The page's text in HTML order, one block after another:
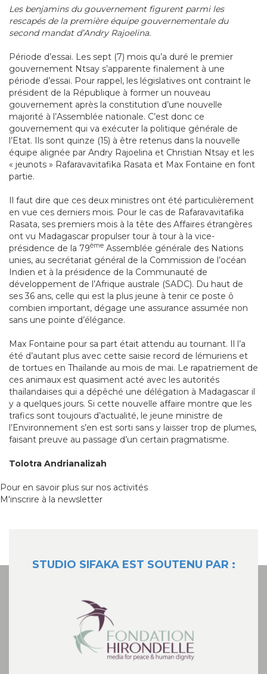
Les benjamins du gouvernement figurent parmi les
rescapés de la première équipe gouvernementale du
second mandat d’Andry Rajoelina.
Période d’essai. Les sept (7) mois qu’a duré le premier
gouvernement Ntsay s’apparente finalement à une
période d’essai. Pour rappel, les législatives ont contraint le
président de la République à former un nouveau
gouvernement après la constitution d’une nouvelle
majorité à l’Assemblée nationale. C’est donc ce
gouvernement qui va exécuter la politique générale de
l’Etat. Ils sont quinze (15) à être retenus dans la nouvelle
équipe alignée par Andry Rajoelina et Christian Ntsay et les
« jeunots » Rafaravavitafika Rasata et Max Fontaine en font
partie.
Il faut dire que ces deux ministres ont été particulièrement
en vue ces derniers mois. Pour le cas de Rafaravavitafika
Rasata, ses premiers mois à la tête des Affaires étrangères
ont vu Madagascar propulser tour à tour à la vice-
présidence de la 79ème Assemblée générale des Nations
unies, au secrétariat général de la Commission de l’océan
Indien et à la présidence de la Communauté de
développement de l’Afrique australe (SADC). Du haut de
ses 36 ans, celle qui est la plus jeune à tenir ce poste ô
combien important, dégage une assurance assumée non
sans une pointe d’élégance.
Max Fontaine pour sa part était attendu au tournant. Il l’a
été d’autant plus avec cette saisie record de lémuriens et
de tortues en Thaïlande au mois de mai. Le rapatriement de
ces animaux est quasiment acté avec les autorités
thaïlandaises qui a dépêché une délégation à Madagascar il
y a quelques jours. Si cette nouvelle affaire montre que les
trafics sont toujours d’actualité, le jeune ministre de
l’Environnement s’en est sorti sans y laisser trop de plumes,
faisant preuve au passage d’un certain pragmatisme.
Tolotra Andrianalizah
Pour en savoir plus sur nos activités
M'inscrire à la newsletter
STUDIO SIFAKA EST SOUTENU PAR :